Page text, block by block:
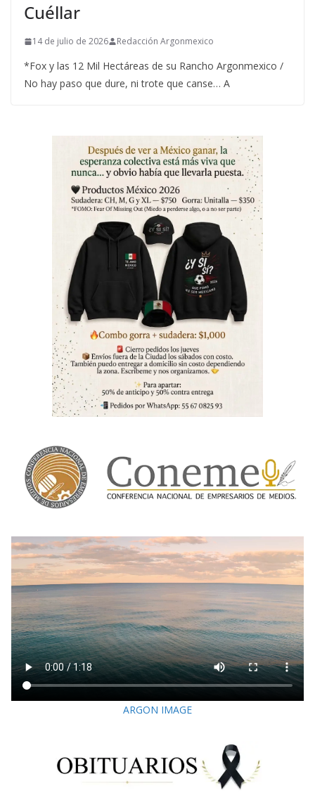
Cuéllar
14 de julio de 2026 Redacción Argonmexico
*Fox y las 12 Mil Hectáreas de su Rancho Argonmexico /
No hay paso que dure, ni trote que canse… A
ARGON IMAGE